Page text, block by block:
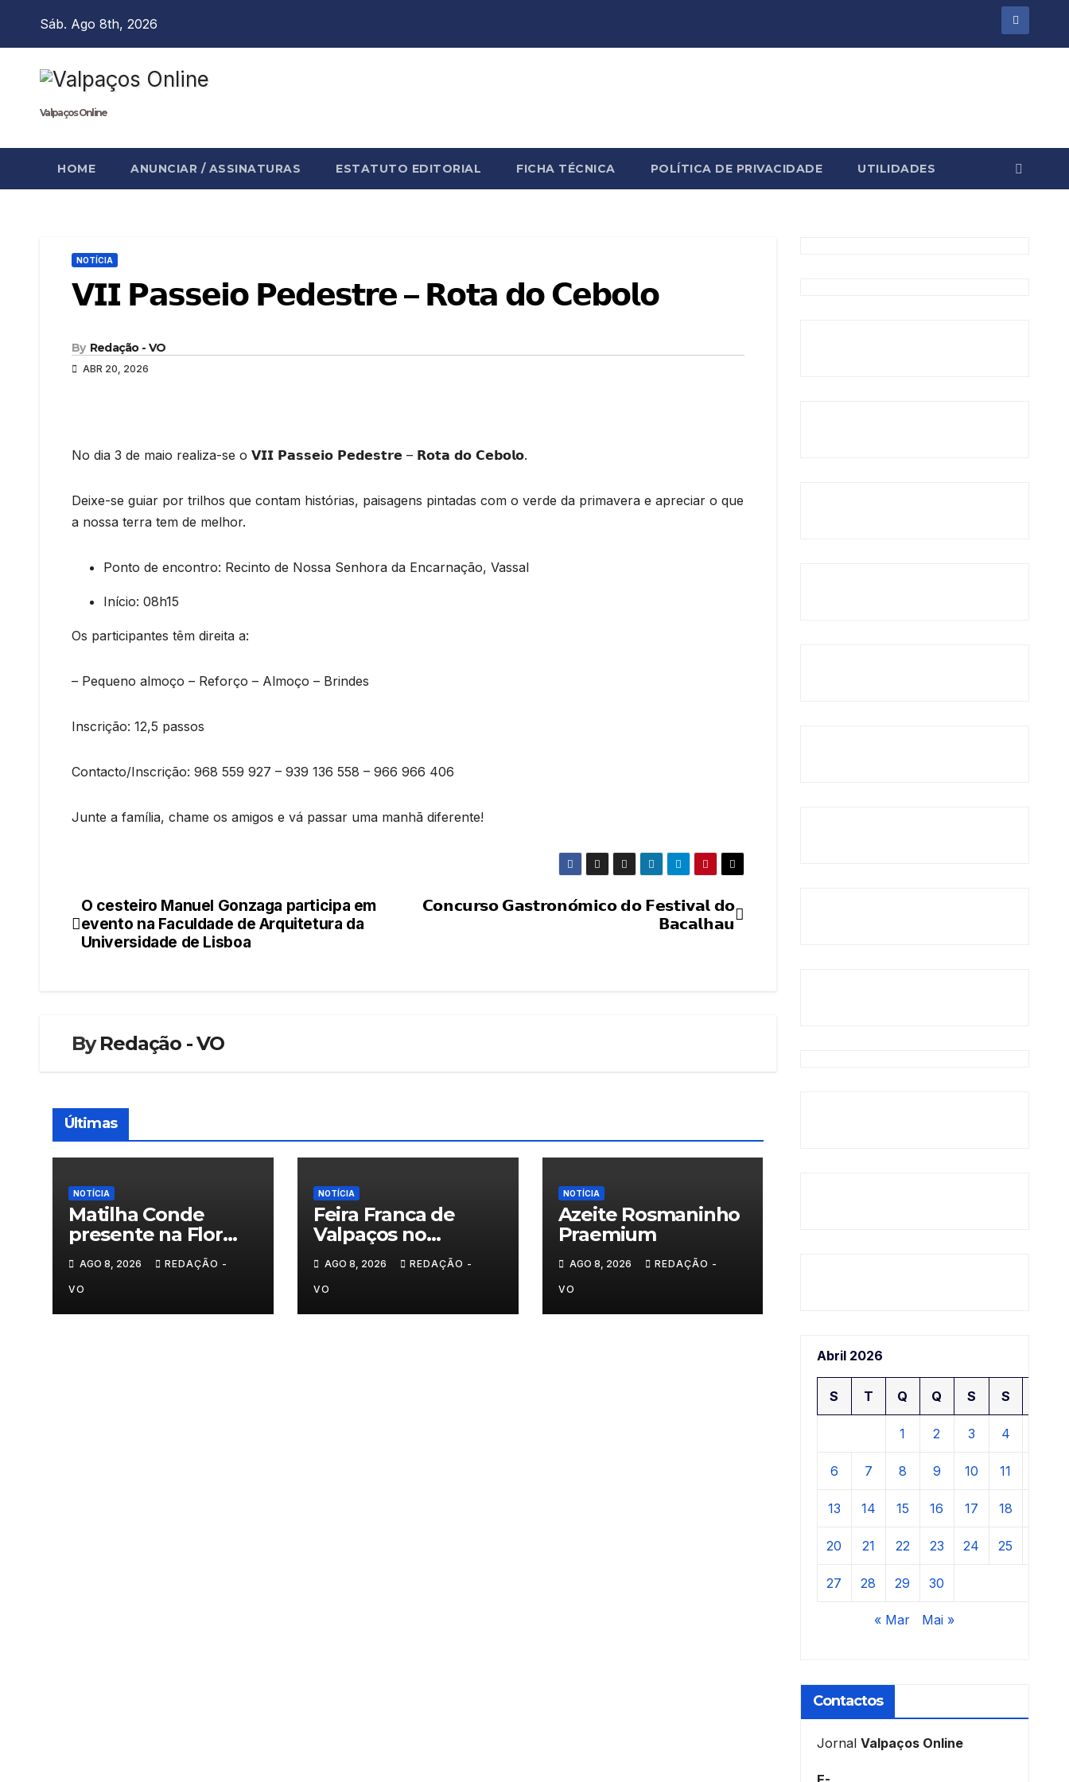
Sáb. Ago 8th, 2026
Valpaços Online
HOME ANUNCIAR / ASSINATURAS ESTATUTO EDITORIAL FICHA TÉCNICA POLÍTICA DE PRIVACIDADE UTILIDADES
NOTÍCIA
𝗩𝗜𝗜 𝗣𝗮𝘀𝘀𝗲𝗶𝗼 𝗣𝗲𝗱𝗲𝘀𝘁𝗿𝗲 – 𝗥𝗼𝘁𝗮 𝗱𝗼 𝗖𝗲𝗯𝗼𝗹𝗼
By Redação - VO
ABR 20, 2026
No dia 3 de maio realiza-se o 𝗩𝗜𝗜 𝗣𝗮𝘀𝘀𝗲𝗶𝗼 𝗣𝗲𝗱𝗲𝘀𝘁𝗿𝗲 – 𝗥𝗼𝘁𝗮 𝗱𝗼 𝗖𝗲𝗯𝗼𝗹𝗼.
Deixe-se guiar por trilhos que contam histórias, paisagens pintadas com o verde da primavera e apreciar o que
a nossa terra tem de melhor.
Ponto de encontro: Recinto de Nossa Senhora da Encarnação, Vassal
Início: 08h15
Os participantes têm direita a:
– Pequeno almoço – Reforço – Almoço – Brindes
Inscrição: 12,5 passos
Contacto/Inscrição: 968 559 927 – 939 136 558 – 966 966 406
Junte a família, chame os amigos e vá passar uma manhã diferente!
Navegação
de
𝗖𝗼𝗻𝗰𝘂𝗿𝘀𝗼 𝗚𝗮𝘀𝘁𝗿𝗼𝗻𝗼́𝗺𝗶𝗰𝗼 𝗱𝗼 𝗙𝗲𝘀𝘁𝗶𝘃𝗮𝗹 𝗱𝗼
𝗕𝗮𝗰𝗮𝗹𝗵𝗮𝘂
O cesteiro Manuel Gonzaga participa em
evento na Faculdade de Arquitetura da
Universidade de Lisboa
ByRedação - VO
Últimas
NOTÍCIA
Matilha Conde
presente na Flor
AGO 8, 2026 REDAÇÃO -
VO
NOTÍCIA
Feira Franca de
Valpaços no
AGO 8, 2026 REDAÇÃO -
VO
NOTÍCIA
Azeite Rosmaninho
Praemium
AGO 8, 2026 REDAÇÃO -
VO
Abril 2026
S T Q Q S S
1 2 3 4
6 7 8 9 10 11
13 14 15 16 17 18
20 21 22 23 24 25
27 28 29 30
« Mar Mai »
Contactos
Jornal Valpaços Online